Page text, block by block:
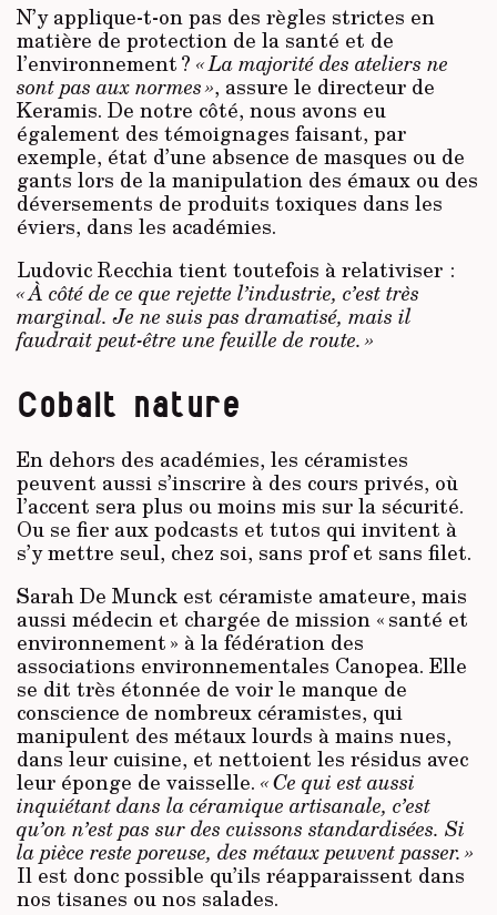
N’y applique-t-on pas des règles strictes en
matière de protection de la santé et de
l’environnement ? « La majorité des ateliers ne
sont pas aux normes », assure le directeur de
Keramis. De notre côté, nous avons eu
également des témoignages faisant, par
exemple, état d’une absence de masques ou de
gants lors de la manipulation des émaux ou des
déversements de produits toxiques dans les
éviers, dans les académies.
Ludovic Recchia tient toutefois à relativiser :
« À côté de ce que rejette l’industrie, c’est très
marginal. Je ne suis pas dramatisé, mais il
faudrait peut-être une feuille de route. »
Cobalt nature
En dehors des académies, les céramistes
peuvent aussi s’inscrire à des cours privés, où
l’accent sera plus ou moins mis sur la sécurité.
Ou se fier aux podcasts et tutos qui invitent à
s’y mettre seul, chez soi, sans prof et sans filet.
Sarah De Munck est céramiste amateure, mais
aussi médecin et chargée de mission « santé et
environnement » à la fédération des
associations environnementales Canopea. Elle
se dit très étonnée de voir le manque de
conscience de nombreux céramistes, qui
manipulent des métaux lourds à mains nues,
dans leur cuisine, et nettoient les résidus avec
leur éponge de vaisselle. « Ce qui est aussi
inquiétant dans la céramique artisanale, c’est
qu’on n’est pas sur des cuissons standardisées. Si
la pièce reste poreuse, des métaux peuvent passer. »
Il est donc possible qu’ils réapparaissent dans
nos tisanes ou nos salades.